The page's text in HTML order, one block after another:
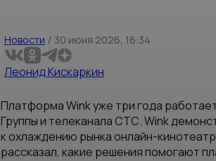
Новости / 30 июня 2026, 16:34
Леонид Кискаркин
Платформа Wink уже три года
Группы и телеканала СТС. Wink
к охлаждению рынка онлайн-
рассказал, какие решения помогают